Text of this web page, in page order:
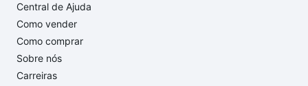
Central de Ajuda
Como vender
Como comprar
Sobre nós
Carreiras